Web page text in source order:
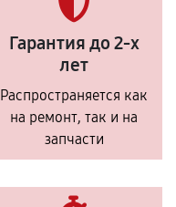
Гарантия до 2-х
лет
Распространяется как
на ремонт, так и на
запчасти